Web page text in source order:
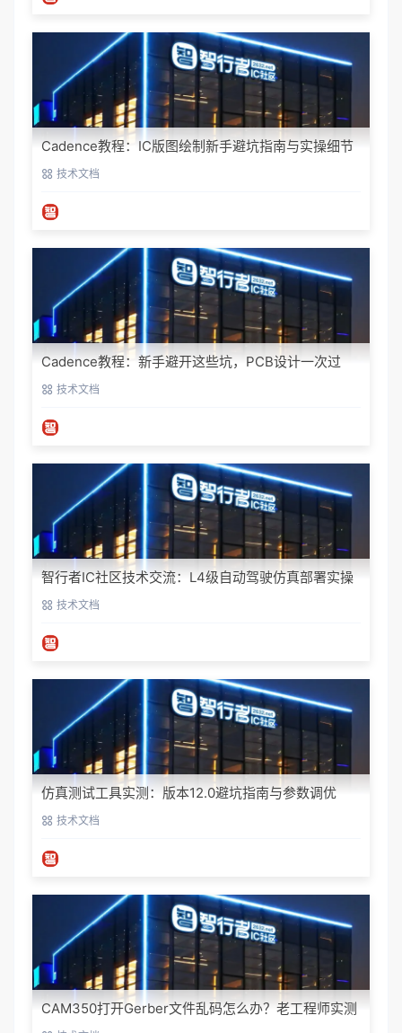
Cadence教程：IC版图绘制新手避坑指南与实操细节
技术文档
Cadence教程：新手避开这些坑，PCB设计一次过
技术文档
智行者IC社区技术交流：L4级自动驾驶仿真部署实操
指南技术文档
仿真测试工具实测：版本12.0避坑指南与参数调优
技术文档
CAM350打开Gerber文件乱码怎么办？老工程师实测
避坑指南